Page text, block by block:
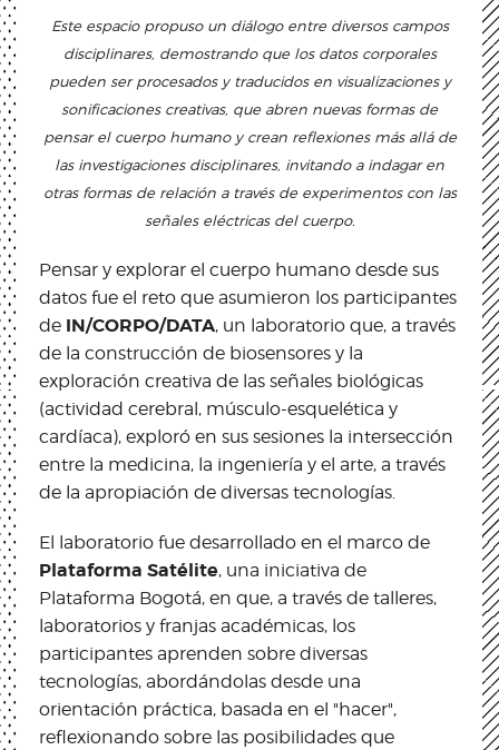
Este espacio propuso un diálogo entre diversos campos
disciplinares, demostrando que los datos corporales
pueden ser procesados y traducidos en visualizaciones y
sonificaciones creativas, que abren nuevas formas de
pensar el cuerpo humano y crean reflexiones más allá de
las investigaciones disciplinares, invitando a indagar en
otras formas de relación a través de experimentos con las
señales eléctricas del cuerpo.
Pensar y explorar el cuerpo humano desde sus
datos fue el reto que asumieron los participantes
de IN/CORPO/DATA, un laboratorio que, a través
de la construcción de biosensores y la
exploración creativa de las señales biológicas
(actividad cerebral, músculo-esquelética y
cardíaca), exploró en sus sesiones la intersección
entre la medicina, la ingeniería y el arte, a través
de la apropiación de diversas tecnologías.
El laboratorio fue desarrollado en el marco de
Plataforma Satélite, una iniciativa de
Plataforma Bogotá, en que, a través de talleres,
laboratorios y franjas académicas, los
participantes aprenden sobre diversas
tecnologías, abordándolas desde una
orientación práctica, basada en el "hacer",
reflexionando sobre las posibilidades que